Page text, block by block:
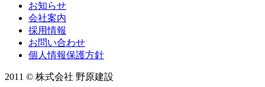
お知らせ
会社案内
採用情報
お問い合わせ
個人情報保護方針
2011 © 株式会社 野原建設